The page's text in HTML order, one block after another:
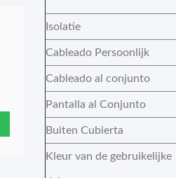
Isolatie
Cableado Persoonlijk
Cableado al conjunto
Pantalla al Conjunto
Buiten Cubierta
Kleur van de gebruikelijke